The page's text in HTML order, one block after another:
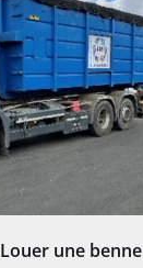
Louer une benne